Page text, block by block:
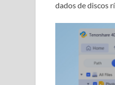
dados de discos